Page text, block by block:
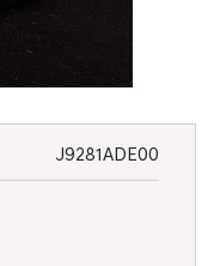
J9281ADE00